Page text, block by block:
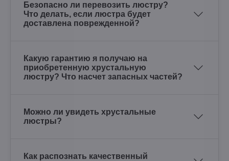
Безопасно ли перевозить люстру?
Что делать, если люстра будет
доставлена поврежденной?
Какую гарантию я получаю на
приобретенную хрустальную
люстру? Что насчет запасных частей?
Можно ли увидеть хрустальные
люстры?
Как распознать качественный